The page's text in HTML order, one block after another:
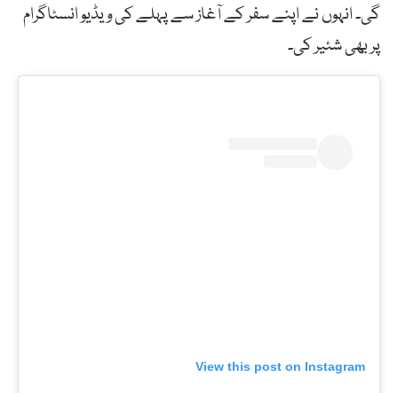
گی۔ انہوں نے اپنے سفر کے آغاز سے پہلے کی ویڈیو انسٹاگرام
پر بھی شئیر کی۔
View this post on Instagram